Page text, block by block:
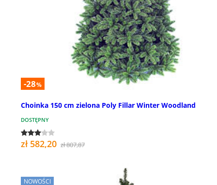
-28%
Choinka 150 cm zielona Poly Fillar Winter Woodland
DOSTĘPNY
zł 582,20 zł 807,87
NOWOŚCI